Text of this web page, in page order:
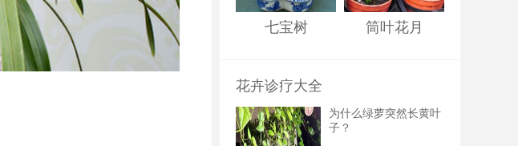
七宝树 筒叶花月
花卉诊疗大全
为什么绿萝突然长黄叶
子？